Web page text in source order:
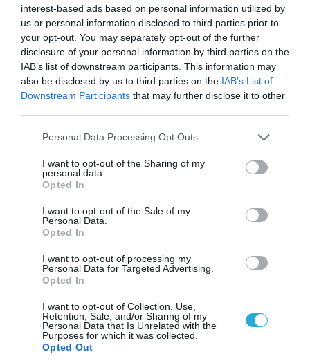
interest-based ads based on personal information utilized by
us or personal information disclosed to third parties prior to
your opt-out. You may separately opt-out of the further
disclosure of your personal information by third parties on the
IAB’s list of downstream participants. This information may
also be disclosed by us to third parties on the IAB’s List of
Downstream Participants that may further disclose it to other
Please note that this website/app uses one or more Google
not limited to your visit or usage behaviour. You may click to
grant or deny consent to Google and its third-party tags to
use your data for below specified purposes in below Google
consent section.
Personal Data Processing Opt Outs
I want to opt-out of the Sharing of my
personal data.
Opted In
I want to opt-out of the Sale of my
Personal Data.
Opted In
I want to opt-out of processing my
Personal Data for Targeted Advertising.
Opted In
I want to opt-out of Collection, Use,
Retention, Sale, and/or Sharing of my
Personal Data that Is Unrelated with the
Purposes for which it was collected.
Opted Out
06.08.2026 | 14:02
Αθήνα: Απομακρύνθηκαν παράνομα
αντικείμενα από κοινόχρηστους χώρους